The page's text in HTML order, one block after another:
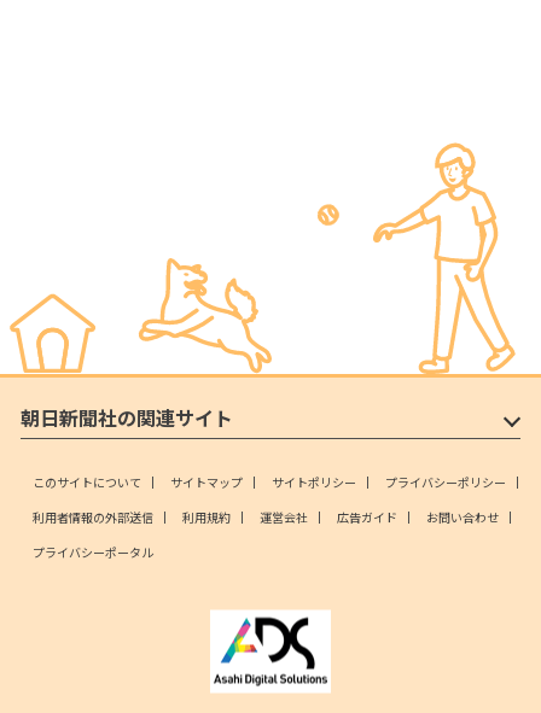
朝日新聞社の関連サイト
このサイトについて サイトマップ サイトポリシー
プライバシーポリシー
利用者情報の外部送信
利用規約 運営会社 広告ガイド
お問い合わせ
プライバシーポータル